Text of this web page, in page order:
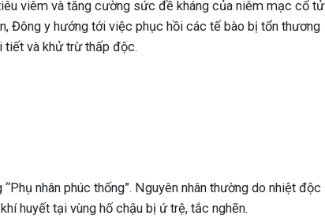
viêm và tăng cường sức đề kháng của niêm mạc cổ tử
Đông y hướng tới việc phục hồi các tế bào bị tổn thương
tiết và khử trừ thấp độc.
nhân phúc thống”. Nguyên nhân thường do nhiệt độc
huyết tại vùng hố chậu bị ứ trệ, tắc nghẽn.